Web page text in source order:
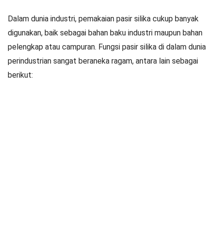
Dalam dunia industri, pemakaian pasir silika cukup banyak
digunakan, baik sebagai bahan baku industri maupun bahan
pelengkap atau campuran. Fungsi pasir silika di dalam dunia
perindustrian sangat beraneka ragam, antara lain sebagai
berikut: